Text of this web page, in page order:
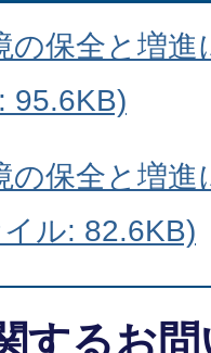
の保全と増
95.6KB)
の保全と増
ル: 82.6KB)
するお